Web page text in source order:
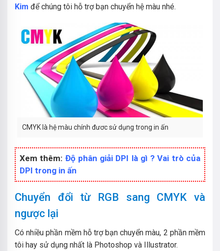
Kim để chúng tôi hỗ trợ bạn chuyển hệ màu nhé.
CMYK là hệ màu chính đươc sử dụng trong in ấn
Xem thêm: Độ phân giải DPI là gì ? Vai trò của
DPI trong in ấn
Chuyển đổi từ RGB sang CMYK và
ngược lại
Có nhiều phần mềm hỗ trợ bạn chuyển màu, 2 phần mềm
tôi hay sử dụng nhất là Photoshop và Illustrator.